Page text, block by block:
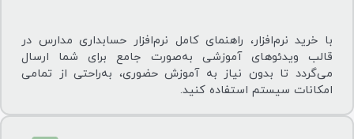
با خرید نرم‌افزار، راهنمای کامل نرم‌افزار حسابداری مدارس در
قالب ویدئوهای آموزشی به‌صورت جامع برای شما ارسال
می‌گردد تا بدون نیاز به آموزش حضوری، به‌راحتی از تمامی
امکانات سیستم استفاده کنید.